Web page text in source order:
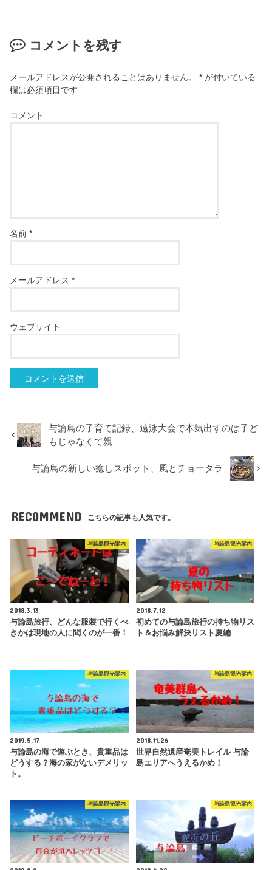
コメントを残す
メールアドレスが公開されることはありません。 * が付いている
欄は必須項目です
コメント
名前*
メールアドレス*
ウェブサイト
与論島の子育て記録、遠泳大会で本気出すのは子ど
もじゃなくて親
与論島の新しい癒しスポット、風とチョータラ
RECOMMEND こちらの記事も人気です。
与論島観光案内
2018.3.13
与論島旅行、どんな服装で行くべ
きかは現地の人に聞くのが一番！
与論島観光案内
2018.7.12
初めての与論島旅行の持ち物リス
ト＆お悩み解決リスト夏編
与論島観光案内
2019.5.17
与論島の海で遊ぶとき、貴重品は
どうする？海の家がないデメリッ
ト。
与論島観光案内
2018.11.26
世界自然遺産奄美トレイル 与論
島エリアへうえるかめ！
与論島観光案内 与論島観光案内